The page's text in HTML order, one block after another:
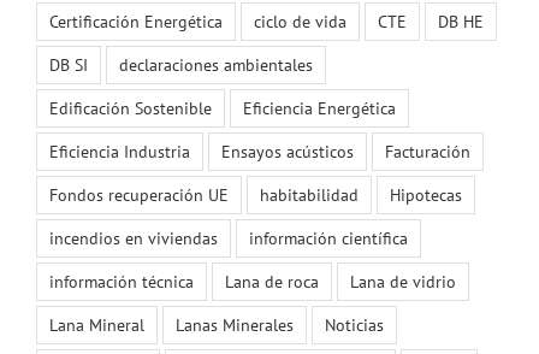
Certificación Energética
ciclo de vida CTE
DB HE
DB SI
declaraciones ambientales
Edificación Sostenible
Eficiencia Energética
Eficiencia Industria
Ensayos acústicos
Facturación
Fondos recuperación UE
habitabilidad
Hipotecas
incendios en viviendas
información científica
información técnica
Lana de roca
Lana de vidrio
Lana Mineral
Lanas Minerales
Noticias